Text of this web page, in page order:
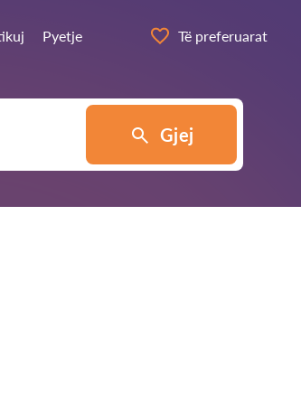
Pyetje Të preferuarat
Gjej